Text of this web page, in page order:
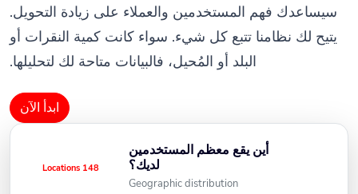
سيساعدك فهم المستخدمين والعملاء على زيادة التحويل.
يتيح لك نظامنا تتبع كل شيء. سواء كانت كمية النقرات أو
البلد أو المُحيل، فالبيانات متاحة لك لتحليلها.
ابدأ الآن
أين يقع معظم المستخدمين
لديك؟
Geographic distribution